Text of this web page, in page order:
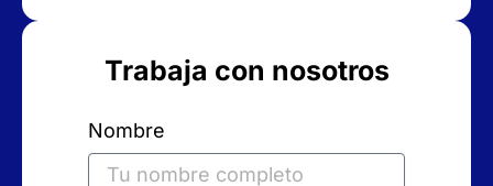
Trabaja con nosotros
Nombre